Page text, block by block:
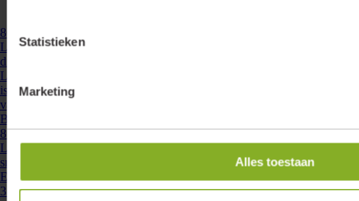
Statistieken
Marketing
Alles toestaan
860230
Lumiko led driver IP20 constante stroom 300-1050mA, 38W, Zigbee,
dimbaar | 860230
Led driver constante stroom , welke met stappen van 50mA instelbaar
is tussen 300mA en 1050mA. De driver heeft een Maximum vermogen
van 38W. Deze driver kan bediend ...
Bekijken
876820- DRV-12W-INST-ZS
Led driver IP20 constante stroom 350/700mA, 12,5W, 32V, zonder
snoer
Een universele LED driver in een fraaie compacte behuizing die zowel
350 of 700 mA kan leveren. Voorzien van 4 beveiligingen tegen: